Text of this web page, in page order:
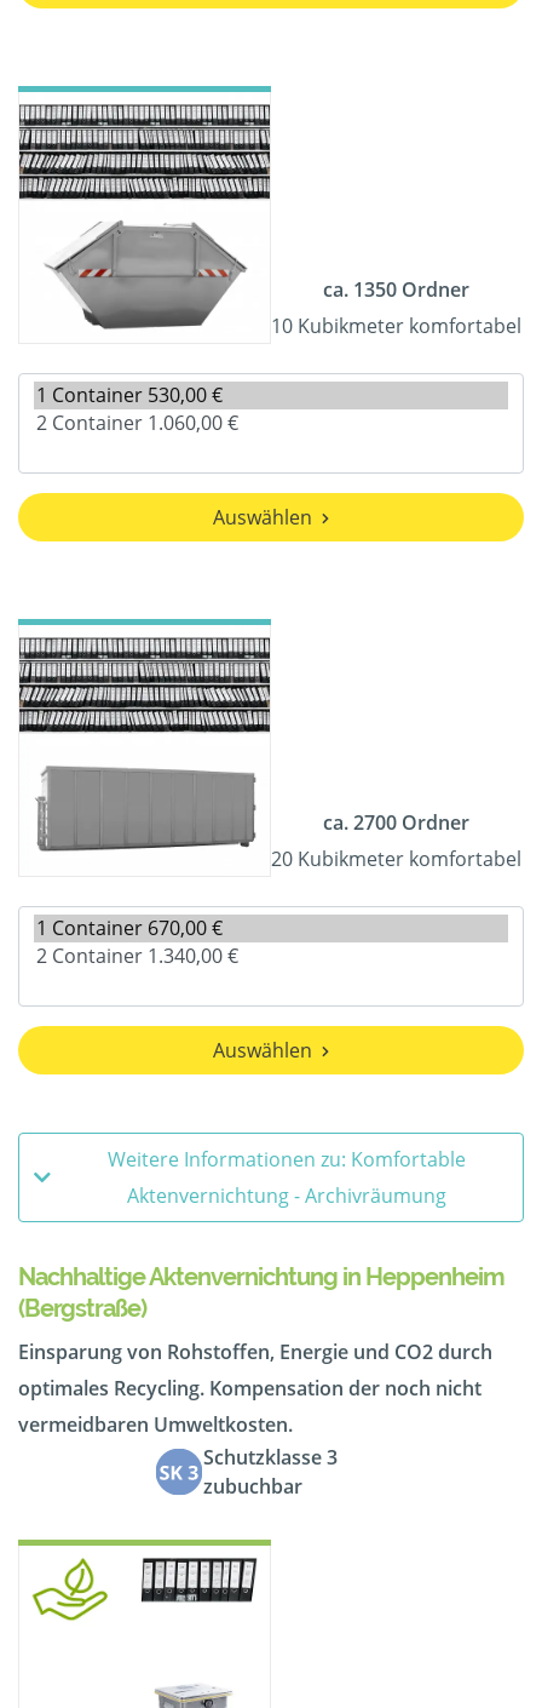
ca. 1350 Ordner
10 Kubikmeter komfortabel
Auswählen
ca. 2700 Ordner
20 Kubikmeter komfortabel
Auswählen
Weitere Informationen zu: Komfortable
Aktenvernichtung - Archivräumung
Nachhaltige Aktenvernichtung in Heppenheim
(Bergstraße)
Einsparung von Rohstoffen, Energie und CO2 durch
optimales Recycling. Kompensation der noch nicht
vermeidbaren Umweltkosten.
Schutzklasse 3
zubuchbar